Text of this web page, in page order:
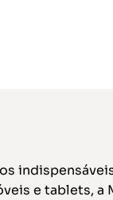
e tablets, a